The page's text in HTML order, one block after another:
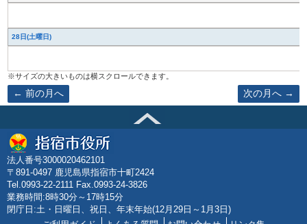
28日(土曜日)
前の月へ 次の月へ
法人番号3000020462101
〒891-0497 鹿児島県指宿市十町2424
Tel.0993-22-2111 Fax.0993-24-3826
業務時間:8時30分～17時15分
閉庁日:土・日曜日、祝日、年末年始(12月29日～1月3日)